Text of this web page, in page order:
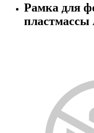
Рамка для
пластмассы